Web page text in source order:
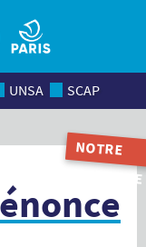
UNSA SCAP
NOTRE
MAGAZINE